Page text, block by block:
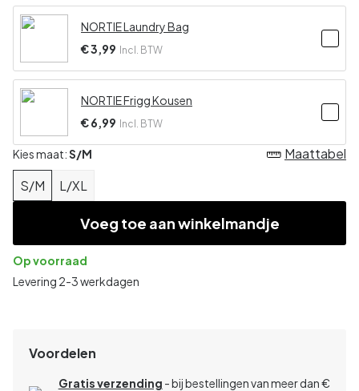
NORTIE Laundry Bag
€ 3,99 Incl. BTW
NORTIE Frigg Kousen
€ 6,99 Incl. BTW
Kies maat:S/M
S/M L/XL
Maattabel
Voeg toe aan winkelmandje
Op voorraad
Levering 2-3 werkdagen
Voordelen
Gratis verzending - bij bestellingen van meer dan €